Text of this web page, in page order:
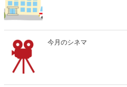
今月のシネマ